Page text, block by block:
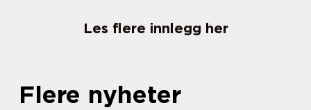
Les flere innlegg her
Flere nyheter